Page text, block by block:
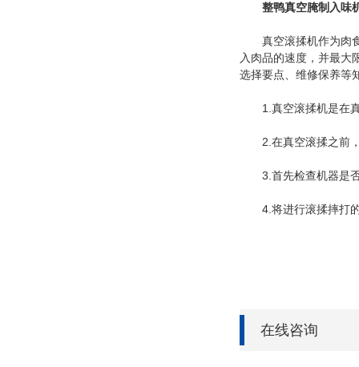
整鸭真空腌制入味
真空滚揉机作为肉食
入肉品的速度，并最大
选择要点、维修保养等
1.真空滚揉机是在真
2.在真空滚揉之前，
3.首先检查机器是否
4.将进行滚揉摔打的
在线咨询